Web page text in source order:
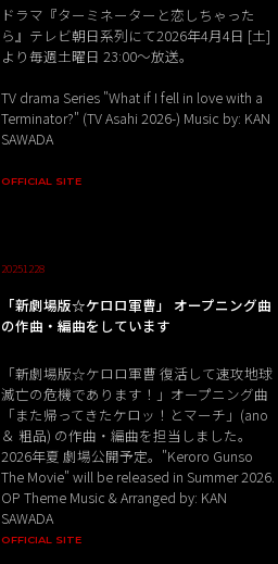
ドラマ『ターミネーターと恋しちゃった
ら』テレビ朝日系列にて2026年4月4日 [土]
より毎週土曜日 23:00〜放送。
TV drama Series "What if I fell in love with a
Terminator?" (TV Asahi 2026-) Music by: KAN
SAWADA
OFFICIAL SITE
20251228
「新劇場版☆ケロロ軍曹」 オープニング曲
の作曲・編曲をしています
「新劇場版☆ケロロ軍曹 復活して速攻地球
滅亡の危機であります！」オープニング曲
「また帰ってきたケロッ！とマーチ」(ano
＆ 粗品) の作曲・編曲を担当しました。
2026年夏 劇場公開予定。"Keroro Gunso
The Movie" will be released in Summer 2026.
OP Theme Music & Arranged by: KAN
SAWADA
OFFICIAL SITE